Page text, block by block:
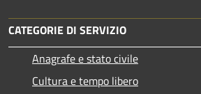
CATEGORIE DI SERVIZIO
Anagrafe e stato civile
Cultura e tempo libero